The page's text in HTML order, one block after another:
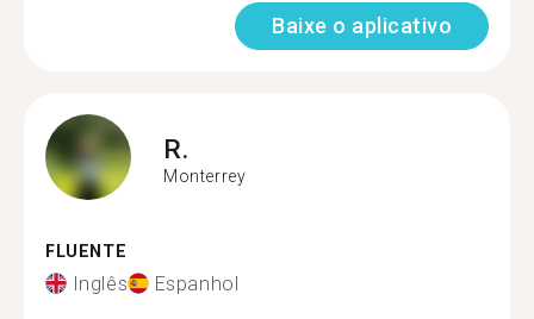
Baixe o aplicativo
R.
Monterrey
FLUENTE
Inglês Espanhol